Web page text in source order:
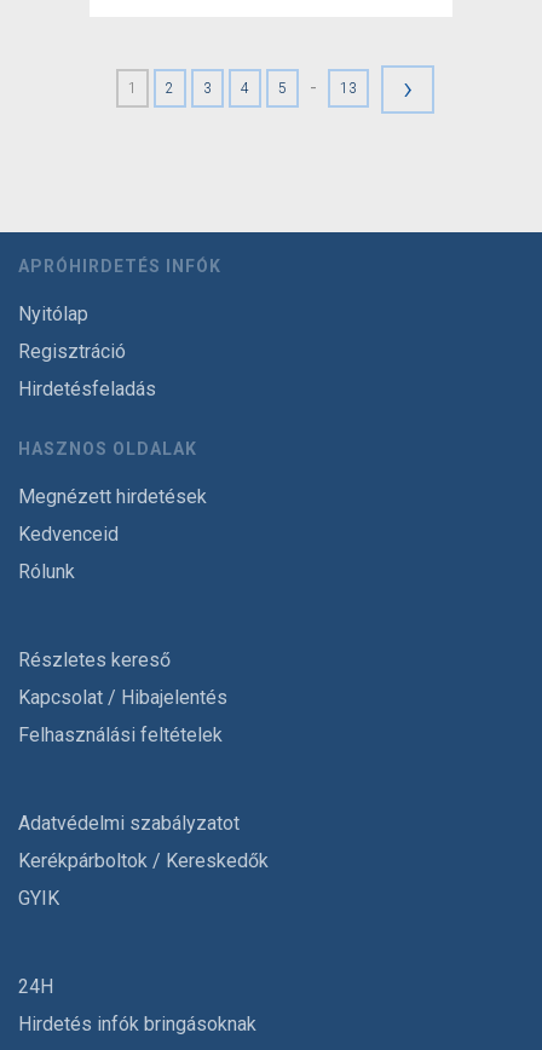
1 2 3 4 5 - 13 ›
APRÓHIRDETÉS INFÓK
Nyitólap
Regisztráció
Hirdetésfeladás
HASZNOS OLDALAK
Megnézett hirdetések
Kedvenceid
Rólunk
Részletes kereső
Kapcsolat / Hibajelentés
Felhasználási feltételek
Adatvédelmi szabályzatot
Kerékpárboltok / Kereskedők
GYIK
24H
Hirdetés infók bringásoknak